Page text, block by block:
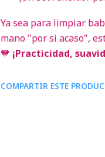
Ya sea para limpiar
mano "por si acaso",
🧡 ¡Practicidad,
COMPARTIR ESTE